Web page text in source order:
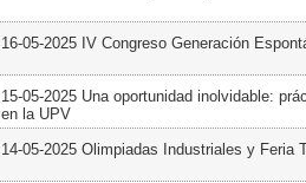
16-05-2025 IV Congreso Generación
15-05-2025 Una oportunidad inolvidable:
en la UPV
14-05-2025 Olimpiadas Industriales y Feria